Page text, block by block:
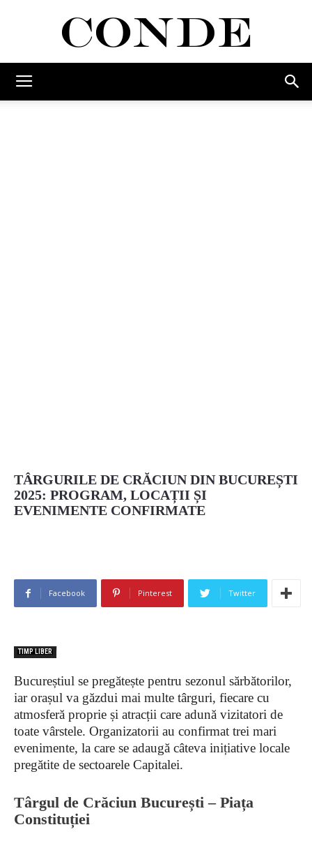
TÂRGURILE DE CRĂCIUN DIN BUCUREȘTI
2025: PROGRAM, LOCAȚII ȘI
EVENIMENTE CONFIRMATE
Facebook Pinterest Twitter
TIMP LIBER
Bucureștiul se pregătește pentru sezonul sărbătorilor,
iar orașul va găzdui mai multe târguri, fiecare cu
atmosferă proprie și atracții care adună vizitatori de
toate vârstele. Organizatorii au confirmat trei mari
evenimente, la care se adaugă câteva inițiative locale
pregătite de sectoarele Capitalei.
Târgul de Crăciun București – Piața
Constituției